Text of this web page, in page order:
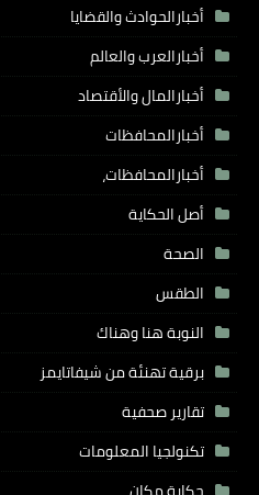
أخبارالحوادث والقضايا
أخبارالعرب والعالم
أخبارالمال والأقتصاد
أخبارالمحافظات
أخبارالمحافظات،
أصل الحكاية
الصحة
الطقس
النوبة هنا وهناك
برقية تهنئة من شيفاتايمز
تقارير صحفية
تكنولجيا المعلومات